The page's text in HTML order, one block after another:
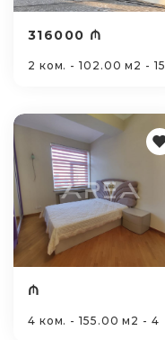
316000 ₼
2 ком. - 102.00 м2 - 15
₼
4 ком. - 155.00 м2 - 4